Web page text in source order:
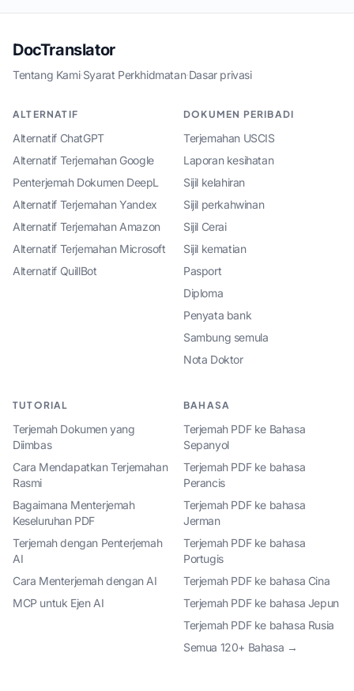
DocTranslator
Tentang Kami·Syarat Perkhidmatan·Dasar privasi
ALTERNATIF
Alternatif ChatGPT
Alternatif Terjemahan Google
Penterjemah Dokumen DeepL
Alternatif Terjemahan Yandex
Alternatif Terjemahan Amazon
Alternatif Terjemahan Microsoft
Alternatif QuillBot
DOKUMEN PERIBADI
Terjemahan USCIS
Laporan kesihatan
Sijil kelahiran
Sijil perkahwinan
Sijil Cerai
Sijil kematian
Pasport
Diploma
Penyata bank
Sambung semula
Nota Doktor
TUTORIAL
Terjemah Dokumen yang
Diimbas
Cara Mendapatkan Terjemahan
Rasmi
Bagaimana Menterjemah
Keseluruhan PDF
Terjemah dengan Penterjemah
AI
Cara Menterjemah dengan AI
MCP untuk Ejen AI
BAHASA
Terjemah PDF ke Bahasa
Sepanyol
Terjemah PDF ke bahasa
Perancis
Terjemah PDF ke bahasa
Jerman
Terjemah PDF ke bahasa
Portugis
Terjemah PDF ke bahasa Cina
Terjemah PDF ke bahasa Jepun
Terjemah PDF ke bahasa Rusia
Semua 120+ Bahasa →